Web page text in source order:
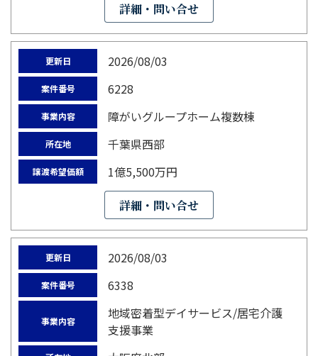
詳細・問い合せ
更新日 2026/08/03
案件番号 6228
事業内容 障がいグループホーム複数棟
所在地 千葉県西部
譲渡希望価額 1億5,500万円
詳細・問い合せ
更新日 2026/08/03
案件番号 6338
事業内容
地域密着型デイサービス/居宅介護
支援事業